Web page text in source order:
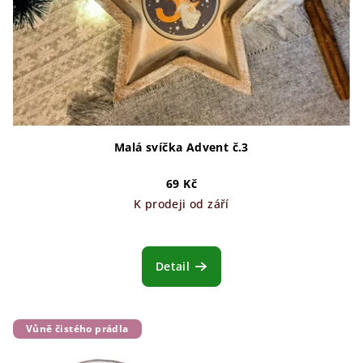
Malá svíčka Advent č.3
69 Kč
K prodeji od září
Detail
Vůně čistého prádla